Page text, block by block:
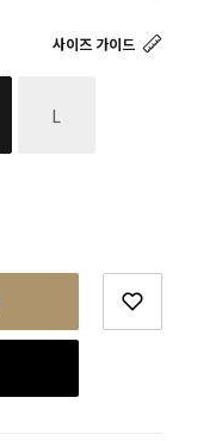
사이즈 가이드
L